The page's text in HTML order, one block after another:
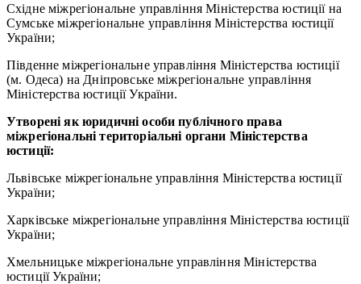
Східне міжрегіональне управління Міністерства юстиції на
Сумське міжрегіональне управління Міністерства юстиції
України;
Південне міжрегіональне управління Міністерства юстиції
(м. Одеса) на Дніпровське міжрегіональне управління
Міністерства юстиції України.
Утворені як юридичні особи публічного права
міжрегіональні територіальні органи Міністерства
юстиції:
Львівське міжрегіональне управління Міністерства юстиції
України;
Харківське міжрегіональне управління Міністерства юстиції
України;
Хмельницьке міжрегіональне управління Міністерства
юстиції України;